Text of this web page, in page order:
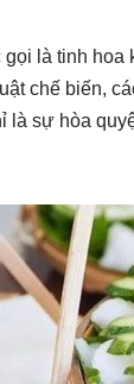
gọi là tinh
chế biến,
là sự hòa